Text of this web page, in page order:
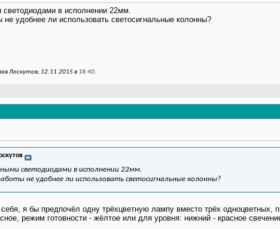
светодиодами в исполнении 22мм.
удобнее ли использовать светосигнальные колонны?
Лоскутов; 12.11.2015 в 18:40.
светодиодами в исполнении 22мм.
не удобнее ли использовать светосигнальные колонны?
я бы предпочёл одну трёхцветную лампу вместо трёх одноцветных,
режим готовности - жёлтое или для уровня: нижний - красное